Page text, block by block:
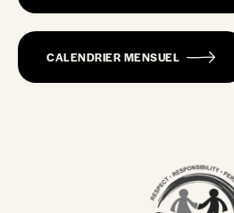
CALENDRIER MENSUEL